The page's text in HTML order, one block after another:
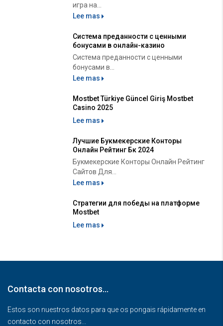
игра на...
Lee mas
Система преданности с ценными
бонусами в онлайн-казино
Система преданности с ценными
бонусами в...
Lee mas
Mostbet Türkiye Güncel Giriş Mostbet
Casino 2025
Lee mas
Лучшие Букмекерские Конторы
Онлайн Рейтинг Бк 2024
Букмекерские Конторы Онлайн Рейтинг
Сайтов Для...
Lee mas
Стратегии для победы на платформе
Mostbet
Lee mas
Contacta con nosotros…
Estos son nuestros datos para que os pongais rápidamente en
contacto con nosotros...